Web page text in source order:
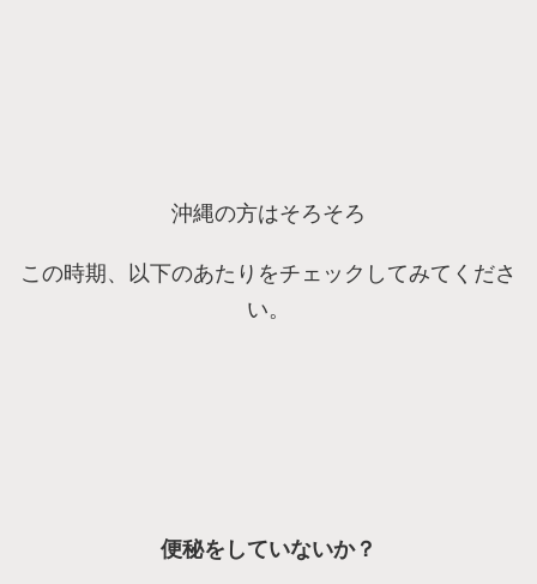
沖縄の方はそろそろ
この時期、以下のあたりをチェックしてみてくださ
い。
便秘をしていないか？